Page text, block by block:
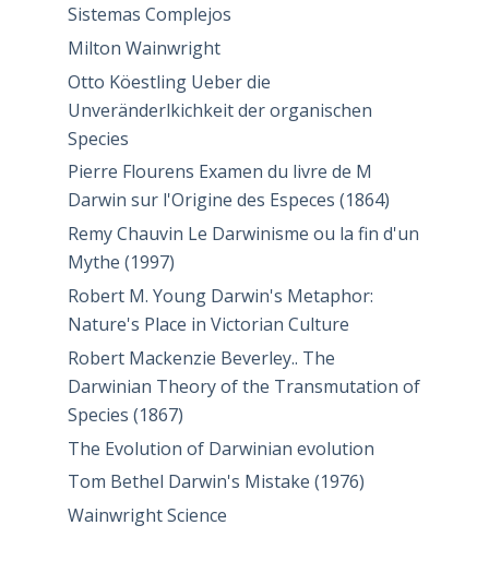
Sistemas Complejos
Milton Wainwright
Otto Köestling Ueber die
Unveränderlkichkeit der organischen
Species
Pierre Flourens Examen du livre de M
Darwin sur l'Origine des Especes (1864)
Remy Chauvin Le Darwinisme ou la fin d'un
Mythe (1997)
Robert M. Young Darwin's Metaphor:
Nature's Place in Victorian Culture
Robert Mackenzie Beverley.. The
Darwinian Theory of the Transmutation of
Species (1867)
The Evolution of Darwinian evolution
Tom Bethel Darwin's Mistake (1976)
Wainwright Science